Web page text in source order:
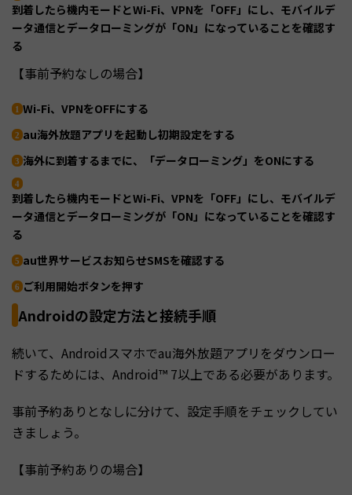
到着したら機内モードとWi-Fi、VPNを「OFF」にし、モバイルデ
ータ通信とデータローミングが「ON」になっていることを確認す
る
【事前予約なしの場合】
Wi-Fi、VPNをOFFにする
au海外放題アプリを起動し初期設定をする
海外に到着するまでに、「データローミング」をONにする
到着したら機内モードとWi-Fi、VPNを「OFF」にし、モバイルデ
ータ通信とデータローミングが「ON」になっていることを確認す
る
au世界サービスお知らせSMSを確認する
ご利用開始ボタンを押す
Androidの設定方法と接続手順
続いて、Androidスマホでau海外放題アプリをダウンロー
ドするためには、Android™ 7以上である必要があります。
事前予約ありとなしに分けて、設定手順をチェックしてい
きましょう。
【事前予約ありの場合】